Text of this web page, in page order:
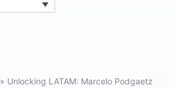
» Unlocking LATAM: Marcelo Podgaetz